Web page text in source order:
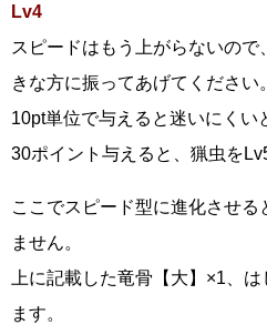
Lv4
スピードはもう上がらないの
きな方に振ってあげてください。
10pt単位で与えると迷いにくい
30ポイント与えると、猟虫を
ここでスピード型に進化させ
ません。
上に記載した竜骨【大】×1、
ます。